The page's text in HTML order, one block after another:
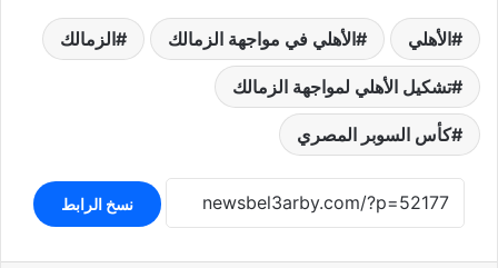
الأهلي الأهلي في مواجهة الزمالك الزمالك
تشكيل الأهلي لمواجهة الزمالك
كأس السوبر المصري
نسخ الرابط